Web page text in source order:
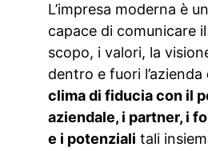
L’impresa moderna è
capace di comunicare
scopo, i valori, la
dentro e fuori l’azienda
clima di fiducia con il
aziendale, i partner, i
e i potenziali tali